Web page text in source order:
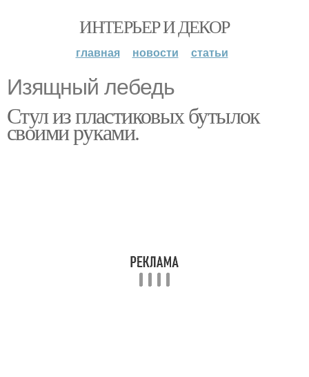
ИНТЕРЬЕР И ДЕКОР
главная новости статьи
Изящный лебедь
Стул из пластиковых бутылок
своими руками.